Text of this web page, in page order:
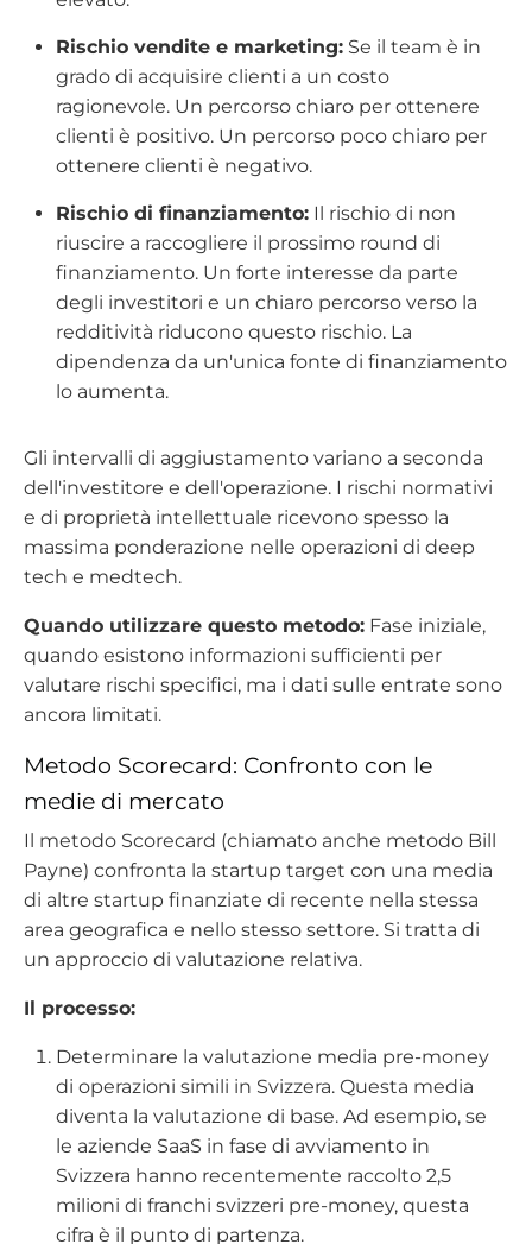
Rischio vendite e marketing: Se il team è in
grado di acquisire clienti a un costo
ragionevole. Un percorso chiaro per ottenere
clienti è positivo. Un percorso poco chiaro per
ottenere clienti è negativo.
Rischio di finanziamento: Il rischio di non
riuscire a raccogliere il prossimo round di
finanziamento. Un forte interesse da parte
degli investitori e un chiaro percorso verso la
redditività riducono questo rischio. La
dipendenza da un'unica fonte di finanziamento
lo aumenta.
Gli intervalli di aggiustamento variano a seconda
dell'investitore e dell'operazione. I rischi normativi
e di proprietà intellettuale ricevono spesso la
massima ponderazione nelle operazioni di deep
tech e medtech.
Quando utilizzare questo metodo: Fase iniziale,
quando esistono informazioni sufficienti per
valutare rischi specifici, ma i dati sulle entrate sono
ancora limitati.
Metodo Scorecard: Confronto con le
medie di mercato
Il metodo Scorecard (chiamato anche metodo Bill
Payne) confronta la startup target con una media
di altre startup finanziate di recente nella stessa
area geografica e nello stesso settore. Si tratta di
un approccio di valutazione relativa.
Il processo:
Determinare la valutazione media pre-money
di operazioni simili in Svizzera. Questa media
diventa la valutazione di base. Ad esempio, se
le aziende SaaS in fase di avviamento in
Svizzera hanno recentemente raccolto 2,5
milioni di franchi svizzeri pre-money, questa
cifra è il punto di partenza.